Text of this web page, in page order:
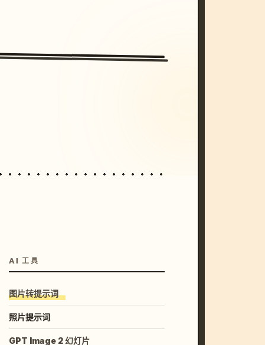
AI 工具
图片转提示词
照片提示词
GPT Image 2 幻灯片